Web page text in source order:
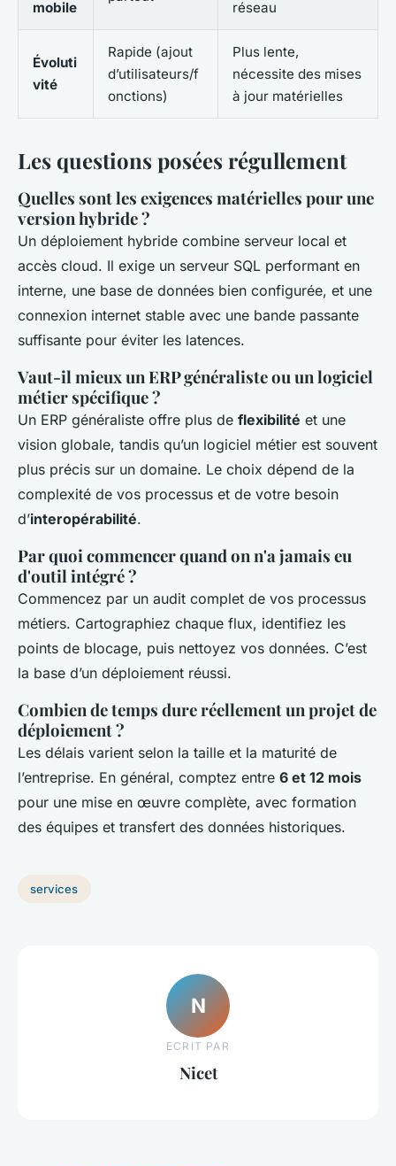
mobile réseau
Évoluti
vité
Rapide (ajout
d’utilisateurs/f
onctions)
Plus lente,
nécessite des mises
à jour matérielles
Les questions posées régullement
Quelles sont les exigences matérielles pour une
version hybride ?
Un déploiement hybride combine serveur local et
accès cloud. Il exige un serveur SQL performant en
interne, une base de données bien configurée, et une
connexion internet stable avec une bande passante
suffisante pour éviter les latences.
Vaut-il mieux un ERP généraliste ou un logiciel
métier spécifique ?
Un ERP généraliste offre plus de flexibilité et une
vision globale, tandis qu’un logiciel métier est souvent
plus précis sur un domaine. Le choix dépend de la
complexité de vos processus et de votre besoin
d’interopérabilité.
Par quoi commencer quand on n'a jamais eu
d'outil intégré ?
Commencez par un audit complet de vos processus
métiers. Cartographiez chaque flux, identifiez les
points de blocage, puis nettoyez vos données. C’est
la base d’un déploiement réussi.
Combien de temps dure réellement un projet de
déploiement ?
Les délais varient selon la taille et la maturité de
l’entreprise. En général, comptez entre 6 et 12 mois
pour une mise en œuvre complète, avec formation
des équipes et transfert des données historiques.
services
N
ECRIT PAR
Nicet